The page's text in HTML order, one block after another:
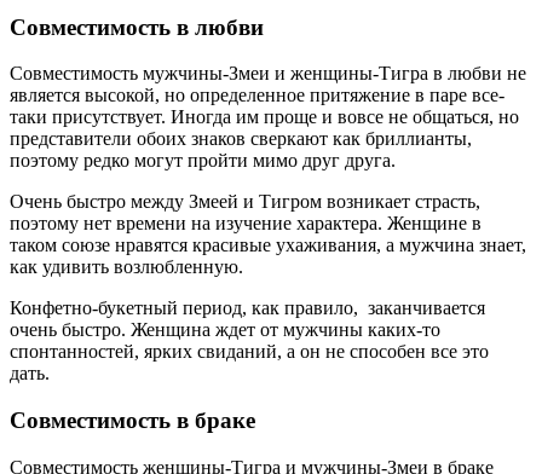
Совместимость в любви
Совместимость мужчины-Змеи и женщины-Тигра в любви не
является высокой, но определенное притяжение в паре все-
таки присутствует. Иногда им проще и вовсе не общаться, но
представители обоих знаков сверкают как бриллианты,
поэтому редко могут пройти мимо друг друга.
Очень быстро между Змеей и Тигром возникает страсть,
поэтому нет времени на изучение характера. Женщине в
таком союзе нравятся красивые ухаживания, а мужчина знает,
как удивить возлюбленную.
Конфетно-букетный период, как правило, заканчивается
очень быстро. Женщина ждет от мужчины каких-то
спонтанностей, ярких свиданий, а он не способен все это
дать.
Совместимость в браке
Совместимость женщины-Тигра и мужчины-Змеи в браке